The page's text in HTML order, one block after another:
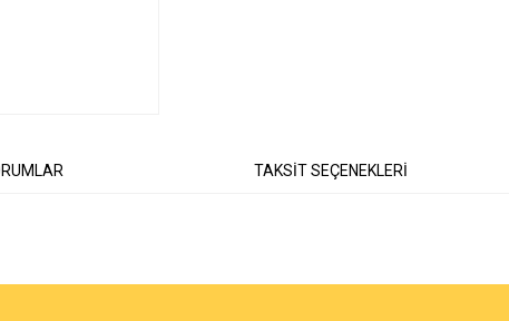
TAKSİT SEÇENEKLERİ